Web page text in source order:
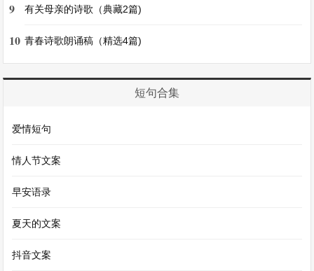
材。北京冬奥会不仅仅是一场体育盛会，更是文化
交流、科技展示与人类团结精神的体现。
从谷爱凌的身上，我们能获取到诸多可用于作文的
元素。她代表着年轻一代的拼搏精神，她毅然放弃
美国国籍，代表中国参加冬奥会，在赛场上挑战高
佩。她的成长经历，融合了中美两种不同的文化背
景，却能在多元文化的交融中找到自己的定位，这
苏翊鸣也是不可忽视的素材。这位年轻的单板滑雪
9 有关母亲的诗歌（典藏2篇)
10 青春诗歌朗诵稿（精选4篇)
短句合集
爱情短句
情人节文案
早安语录
夏天的文案
抖音文案